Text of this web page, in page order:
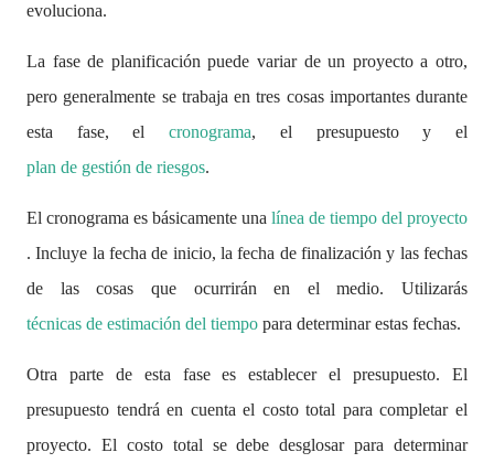
evoluciona.
La fase de planificación puede variar de un proyecto a otro,
pero generalmente se trabaja en tres cosas importantes durante
esta fase, elcronograma, el presupuesto y el
plan de gestión de riesgos.
El cronograma es básicamente una línea de tiempo del proyecto
. Incluye la fecha de inicio, la fecha de finalización y las fechas
de las cosas que ocurrirán en el medio. Utilizarás
técnicas de estimación del tiempo para determinar estas fechas.
Otra parte de esta fase es establecer el presupuesto. El
presupuesto tendrá en cuenta el costo total para completar el
proyecto. El costo total se debe desglosar para determinar